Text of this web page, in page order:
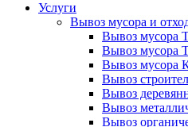
Услуги
Вывоз мусора и
Вывоз мусора
Вывоз мусора
Вывоз мусора
Вывоз
Вывоз
Вывоз
Вывоз